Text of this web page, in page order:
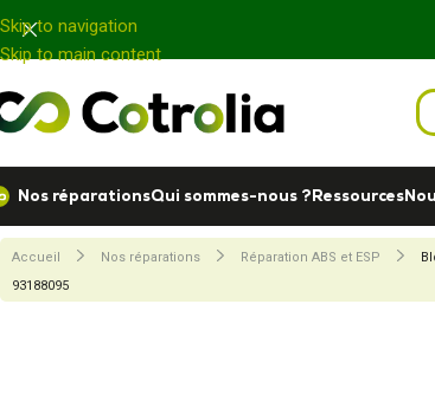
Panneau de gestion des cookies
Skip to navigation
Skip to main content
Nos réparationsQui sommes-nous ?Ressources
Accueil Nos réparations Réparation ABS et ESP
93188095